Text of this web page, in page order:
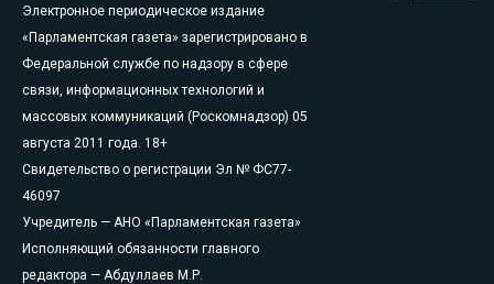
Электронное периодическое издание
«Парламентская газета» зарегистрировано в
Федеральной службе по надзору в сфере
связи, информационных технологий и
массовых коммуникаций (Роскомнадзор) 05
августа 2011 года. 18+
Свидетельство о регистрации Эл № ФС77-
46097
Учредитель — АНО «Парламентская газета»
Исполняющий обязанности главного
редактора — Абдуллаев М.Р.